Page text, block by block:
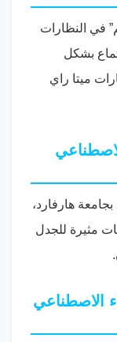
في النظارات
بشكل
ميتا راي
هارفارد،
مثيرة للجدل
الاصطناعي